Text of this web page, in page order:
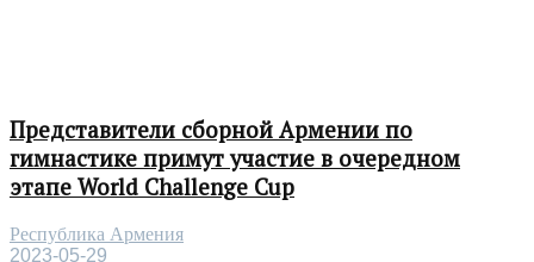
Представители сборной Армении по
гимнастике примут участие в очередном
этапе World Challenge Cup
Республика Армения
2023-05-29